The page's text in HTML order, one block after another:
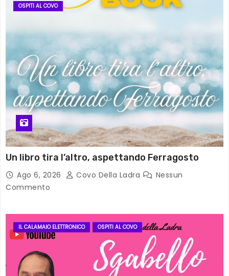
OSPITI AL COVO
Un libro tira l’altro, aspettando Ferragosto
Ago 6, 2026 Covo Della Ladra
Nessun
Commento
IL CALAMAIO ELETTRONICO OSPITI AL COVO